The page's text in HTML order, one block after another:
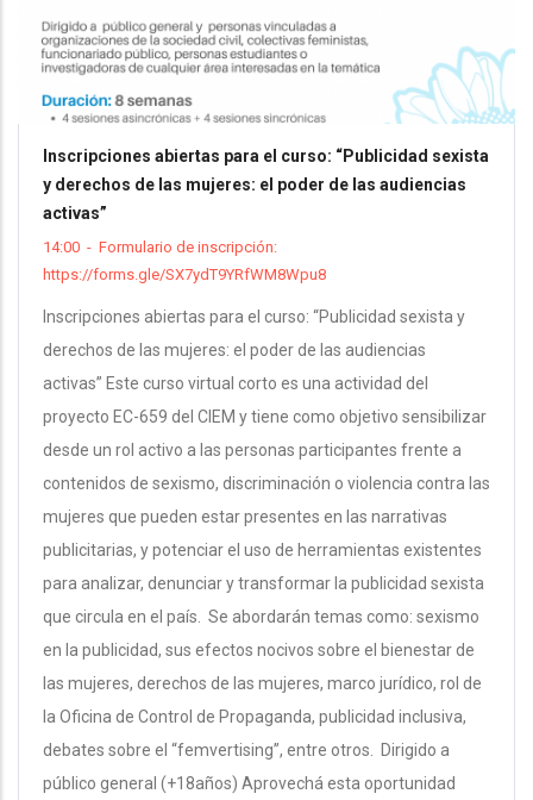
Inscripciones abiertas para el curso: “Publicidad sexista
y derechos de las mujeres: el poder de las audiencias
activas”
14:00 - Formulario de inscripción:
https://forms.gle/SX7ydT9YRfWM8Wpu8
Inscripciones abiertas para el curso: “Publicidad sexista y
derechos de las mujeres: el poder de las audiencias
activas” Este curso virtual corto es una actividad del
proyecto EC-659 del CIEM y tiene como objetivo sensibilizar
desde un rol activo a las personas participantes frente a
contenidos de sexismo, discriminación o violencia contra las
mujeres que pueden estar presentes en las narrativas
publicitarias, y potenciar el uso de herramientas existentes
para analizar, denunciar y transformar la publicidad sexista
que circula en el país. Se abordarán temas como: sexismo
en la publicidad, sus efectos nocivos sobre el bienestar de
las mujeres, derechos de las mujeres, marco jurídico, rol de
la Oficina de Control de Propaganda, publicidad inclusiva,
debates sobre el “femvertising”, entre otros. Dirigido a
público general (+18años) Aprovechá esta oportunidad